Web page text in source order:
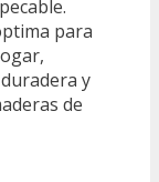
para
y
de